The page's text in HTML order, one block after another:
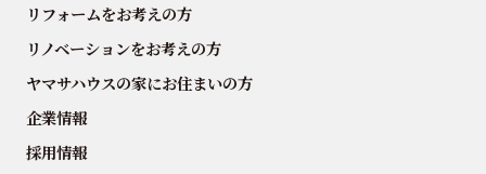
リフォームをお考えの方
リノベーションをお考えの方
ヤマサハウスの家にお住まいの方
企業情報
採用情報